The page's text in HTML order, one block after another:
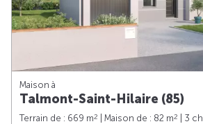
Maison à
Talmont-Saint-Hilaire (85)
Terrain de : 669 m2 | Maison de : 82 m2
| 3 ch.